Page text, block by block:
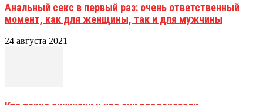
Анальный секс в первый раз: очень ответственный
момент, как для женщины, так и для мужчины
24 августа 2021